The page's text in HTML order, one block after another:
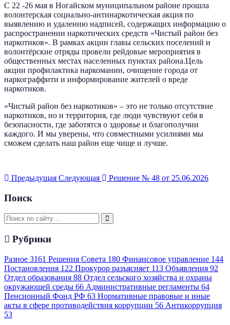
С 22 -26 мая в Ногайском муниципальном районе прошла
волонтерская социально-антинаркотическая акция по
выявлению и удалению надписей, содержащих информацию о
распространении наркотических средств «Чистый район без
наркотиков». В рамках акции главы сельских поселений и
волонтёрские отряды провели рейдовые мероприятия в
общественных местах населенных пунктах района.Цель
акции профилактика наркомании, очищение города от
наркограффити и информирование жителей о вреде
наркотиков.
«Чистый район без наркотиков» – это не только отсутствие
наркотиков, но и территория, где люди чувствуют себя в
безопасности, где заботятся о здоровье и благополучии
каждого. И мы уверены, что совместными усилиями мы
сможем сделать наш район еще чище и лучше.
Предыдущая Следующая Решение № 48 от 25.06.2026
Поиск
Рубрики
Разное 3161 Решения Совета 180 Финансовое управление 144
Постановления 122 Прокурор разъясняет 113 Объявления 92
Отдел образования 88 Отдел сельского хозяйства и охраны
окружающей среды 66 Административные регламенты 64
Пенсионный Фонд РФ 63 Нормативные правовые и иные
акты в сфере противодействия коррупции 56 Антикоррупция
53